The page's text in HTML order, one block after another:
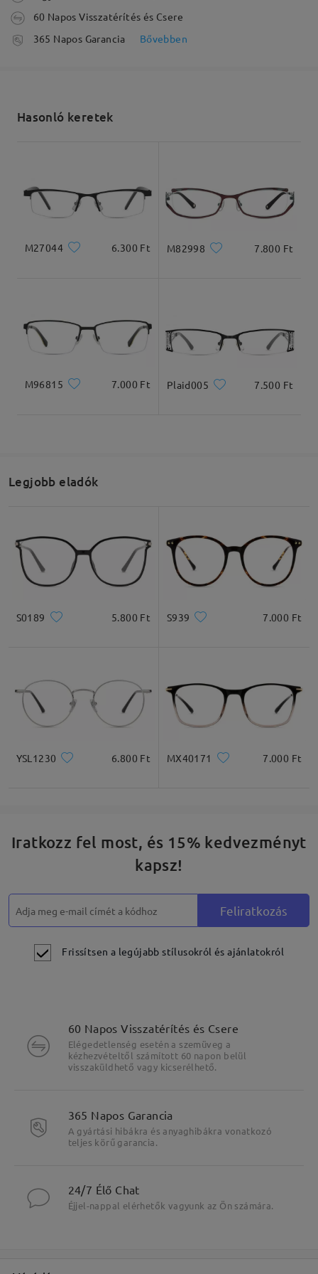
Arcforma: Archossz: Arcszélesség:
Termékméretek
Lencseszélesség
53mm/ 2.09in
Lencsemagasság
35mm/ 1.38in
Hídszélesség
17mm/ 0.67in
Ajánlott arcformák
Négyzet Kerek Gyémánt Ovális
Fő jellemzők kiemelése
Írjon egy véleményt
feldolgozási idő
Kiszállítva
60 Napos Visszatérítés és Csere
365 Napos Garancia
Bővebben
Hasonló keretek
M27044 6.300 Ft M82998 7.800 Ft
M96815 7.000 Ft Plaid005 7.500 Ft
Legjobb eladók
S0189 5.800 Ft S939 7.000 Ft
YSL1230 6.800 Ft MX40171 7.000 Ft
Iratkozz fel most, és 15% kedvezményt
kapsz!
Feliratkozás
Frissítsen a legújabb stílusokról és ajánlatokról
60 Napos Visszatérítés és Csere
Elégedetlenség esetén a szemüveg a
kézhezvételtől számított 60 napon belül
visszaküldhető vagy kicserélhető.
365 Napos Garancia
A gyártási hibákra és anyaghibákra vonatkozó
teljes körű garancia.
24/7 Élő Chat
Éjjel-nappal elérhetők vagyunk az Ön számára.